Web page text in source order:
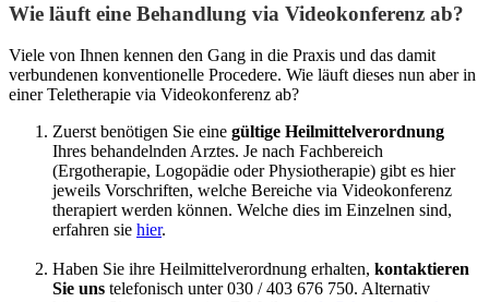
Wie läuft eine Behandlung via Videokonferenz ab?
Viele von Ihnen kennen den Gang in die Praxis und das damit
verbundenen konventionelle Procedere. Wie läuft dieses nun aber in
einer Teletherapie via Videokonferenz ab?
Zuerst benötigen Sie eine gültige Heilmittelverordnung
Ihres behandelnden Arztes. Je nach Fachbereich
(Ergotherapie, Logopädie oder Physiotherapie) gibt es hier
jeweils Vorschriften, welche Bereiche via Videokonferenz
therapiert werden können. Welche dies im Einzelnen sind,
erfahren sie hier.
Haben Sie ihre Heilmittelverordnung erhalten, kontaktieren
Sie uns telefonisch unter 030 / 403 676 750. Alternativ